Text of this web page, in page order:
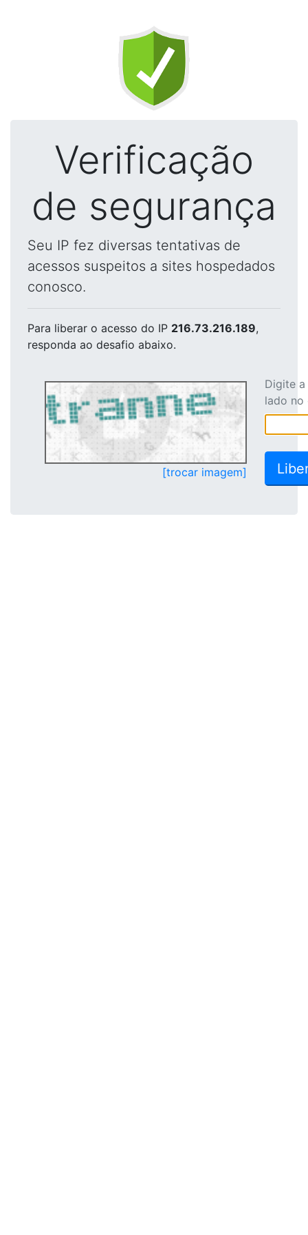
Verificação
de segurança
Seu IP fez diversas tentativas de
acessos suspeitos a sites hospedados
conosco.
Para liberar o acesso do IP 216.73.216.189,
responda ao desafio abaixo.
[trocar imagem]
Digite
lado no